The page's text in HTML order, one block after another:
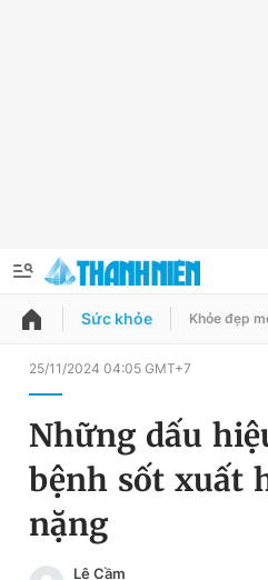
QUẢNG CÁO ĐẶT BÁO
Chuyên mục
Chuyên mục khác
Đổi mật khẩu
Tin đã lưu
Tin đã xem
Sức khỏe Khỏe đẹp
25/11/2024 04:05 GMT+7
Những dấu
bệnh sốt xuất
nặng
Lê Cầm